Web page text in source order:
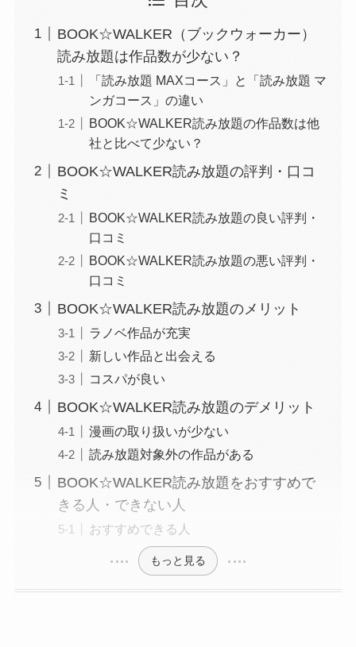
BOOK☆WALKER（ブックウォーカー）
読み放題は作品数が少ない？
「読み放題 MAXコース」と「読み放題 マ
ンガコース」の違い
BOOK☆WALKER読み放題の作品数は他
社と比べて少ない？
BOOK☆WALKER読み放題の評判・口コ
ミ
BOOK☆WALKER読み放題の良い評判・
口コミ
BOOK☆WALKER読み放題の悪い評判・
口コミ
BOOK☆WALKER読み放題のメリット
ラノベ作品が充実
新しい作品と出会える
コスパが良い
BOOK☆WALKER読み放題のデメリット
漫画の取り扱いが少ない
読み放題対象外の作品がある
BOOK☆WALKER読み放題をおすすめで
きる人・できない人
おすすめできる人
もっと見る